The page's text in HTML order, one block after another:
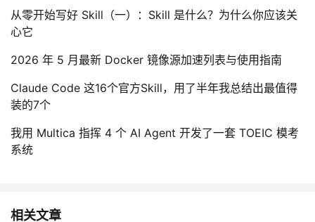
从零开始写好 Skill（一）：Skill 是什么？为什么你应该关
心它
2026 年 5 月最新 Docker 镜像源加速列表与使用指南
Claude Code 这16个官方Skill，用了半年我总结出最值得
装的7个
我用 Multica 指挥 4 个 AI Agent 开发了一套 TOEIC 模考
系统
相关文章